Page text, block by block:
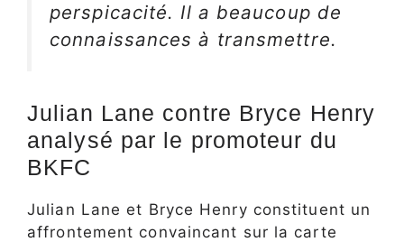
perspicacité. Il a beaucoup de
connaissances à transmettre.
Julian Lane contre Bryce Henry
analysé par le promoteur du
BKFC
Julian Lane et Bryce Henry constituent un
affrontement convaincant sur la carte